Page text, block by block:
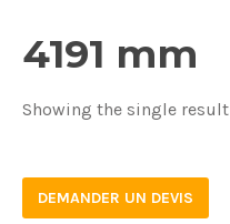
4191 mm
Showing the single result
DEMANDER UN DEVIS